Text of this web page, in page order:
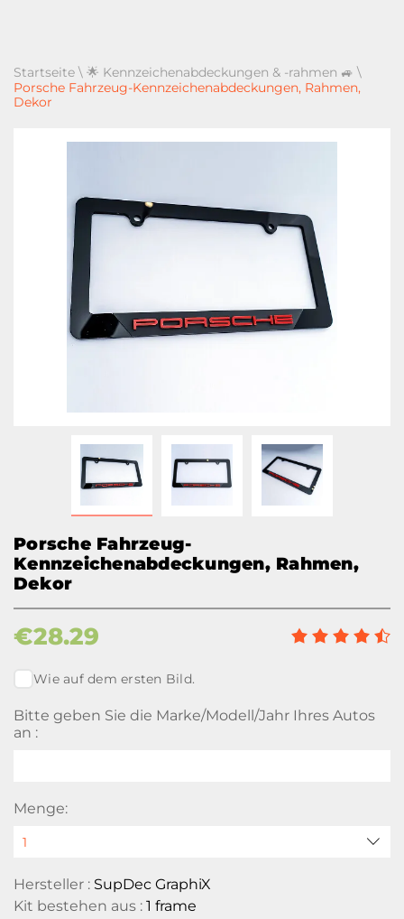
Startseite \ 🌟 Kennzeichenabdeckungen & -rahmen 🚙 \
Porsche Fahrzeug-Kennzeichenabdeckungen, Rahmen,
Dekor
Porsche Fahrzeug-
Kennzeichenabdeckungen, Rahmen,
Dekor
€28.29
Wie auf dem ersten Bild.
Bitte geben Sie die Marke/Modell/Jahr Ihres Autos
an :
Menge:
Hersteller : SupDec GraphiX
Kit bestehen aus : 1 frame